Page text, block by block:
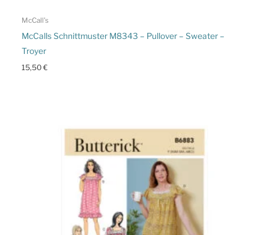
McCall's
McCalls Schnittmuster M8343 – Pullover – Sweater –
Troyer
15,50€